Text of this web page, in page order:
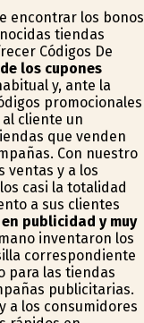
encontrar los bonos
tiendas
Códigos De
los cupones
y, ante la
promocionales
cliente un
que venden
Con nuestro
y a los
casi la totalidad
a sus clientes
publicidad y muy
inventaron los
correspondiente
para las tiendas
publicitarias.
a los consumidores